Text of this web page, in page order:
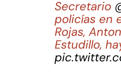
Secretario
policías en
Rojas,
Estudillo,